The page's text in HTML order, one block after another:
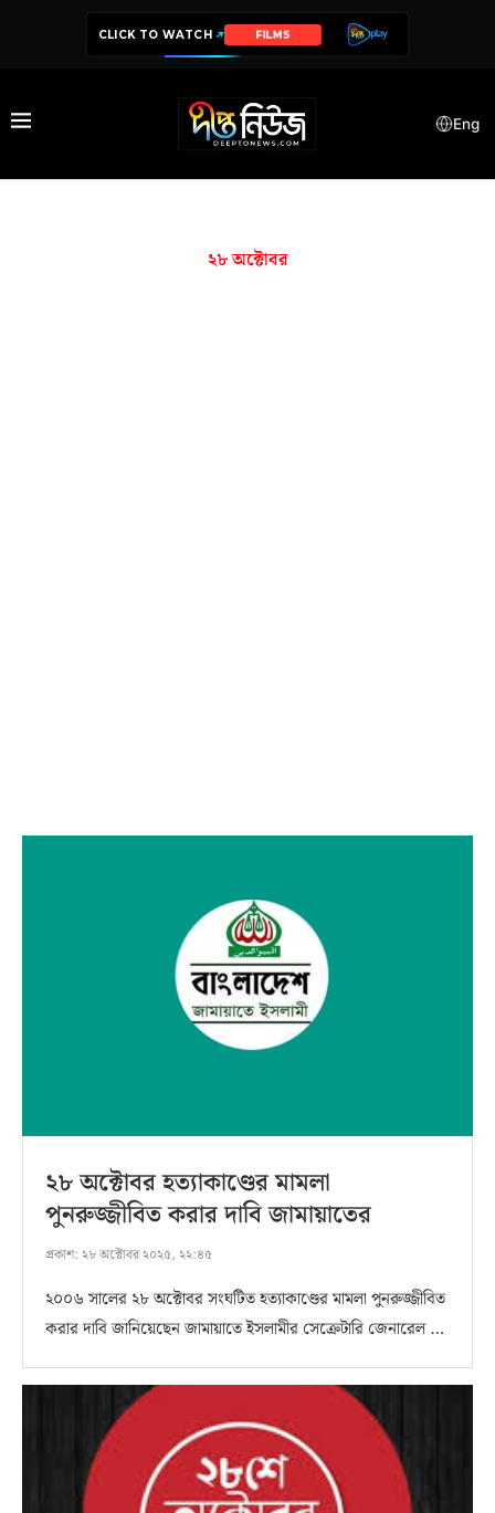
CLICK TO WATCH FILMS
Eng
২৮ অক্টোবর
২৮ অক্টোবর হত্যাকাণ্ডের মামলা
পুনরুজ্জীবিত করার দাবি জামায়াতের
প্রকাশ: ২৮ অক্টোবর ২০২৫, ২২:৪৫
২০০৬ সালের ২৮ অক্টোবর সংঘটিত হত্যাকাণ্ডের মামলা পুনরুজ্জীবিত
করার দাবি জানিয়েছেন জামায়াতে ইসলামীর সেক্রেটারি জেনারেল …